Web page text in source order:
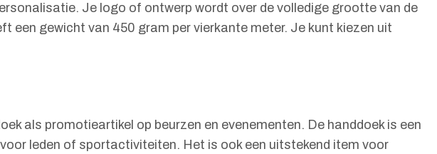
Je logo of ontwerp wordt over de volledige grootte van de
een gewicht van 450 gram per vierkante meter. Je kunt kiezen uit
als promotieartikel op beurzen en evenementen. De handdoek is een
leden of sportactiviteiten. Het is ook een uitstekend item voor